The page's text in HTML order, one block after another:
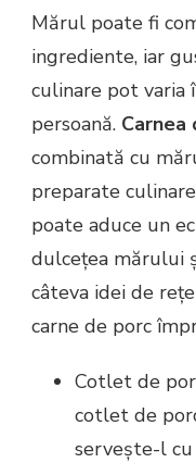
Mărul poate fi
ingrediente, iar
culinare pot varia
persoană. Carnea
combinată cu
preparate
poate aduce un
dulcețea mărului
câteva idei de
carne de porc
Cotlet de
cotlet de
servește-l cu